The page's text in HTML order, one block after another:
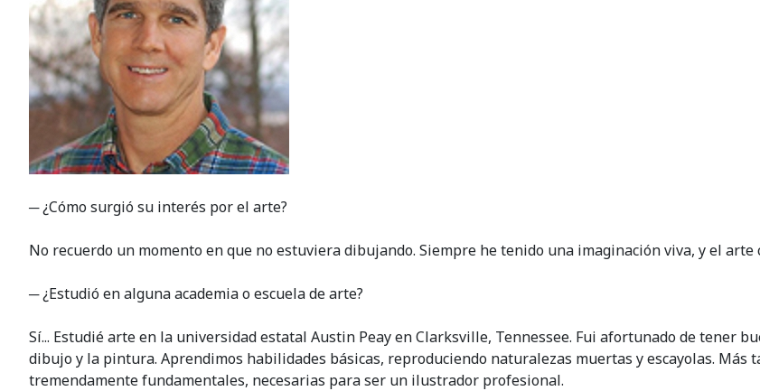
─ ¿Cómo surgió su interés por el arte?
No recuerdo un momento en que no estuviera dibujando. Siempre he tenido una imaginación viva, y el
─ ¿Estudió en alguna academia o escuela de arte?
Sí... Estudié arte en la universidad estatal Austin Peay en Clarksville, Tennessee. Fui afortunado de tener
dibujo y la pintura. Aprendimos habilidades básicas, reproduciendo naturalezas muertas y escayolas. Más
tremendamente fundamentales, necesarias para ser un ilustrador profesional.